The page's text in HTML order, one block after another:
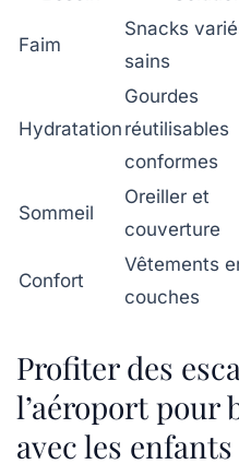
Faim
Snacks
sains
Hydratation
Gourdes
réutilisables
conformes
Sommeil
Oreiller et
couverture
Confort
Vêtements
couches
Profiter des
l’aéroport pour
avec les enfants